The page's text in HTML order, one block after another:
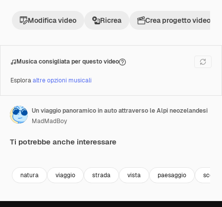
Modifica video Ricrea Crea progetto video
Musica consigliata per questo video
Esploraaltre opzioni musicali
Un viaggio panoramico in auto attraverso le Alpi neozelandesi
MadMadBoy
Ti potrebbe anche interessare
natura viaggio strada vista paesaggio